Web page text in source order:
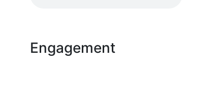
Engagement